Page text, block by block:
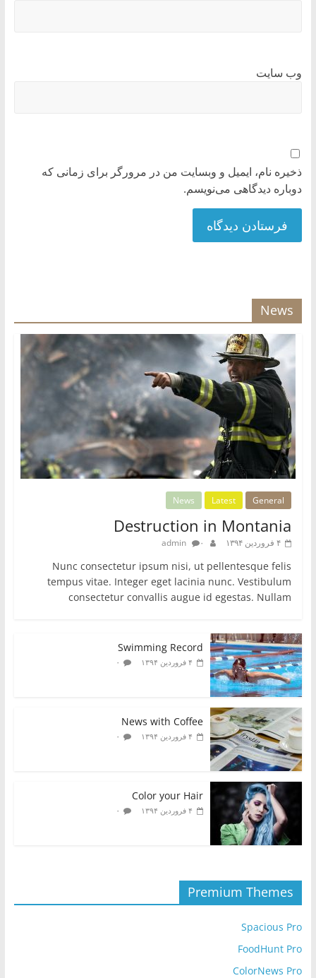
وب‌ سایت
ذخیره نام، ایمیل و وبسایت من در مرورگر برای زمانی که
دوباره دیدگاهی می‌نویسم.
News
General
Latest
News
Destruction in Montania
۴ فروردین ۱۳۹۴ admin ۰
Nunc consectetur ipsum nisi, ut pellentesque felis
tempus vitae. Integer eget lacinia nunc. Vestibulum
consectetur convallis augue id egestas. Nullam
Swimming Record
۴ فروردین ۱۳۹۴ ۰
News with Coffee
۴ فروردین ۱۳۹۴ ۰
Color your Hair
۴ فروردین ۱۳۹۴ ۰
Premium Themes
Spacious Pro
FoodHunt Pro
ColorNews Pro